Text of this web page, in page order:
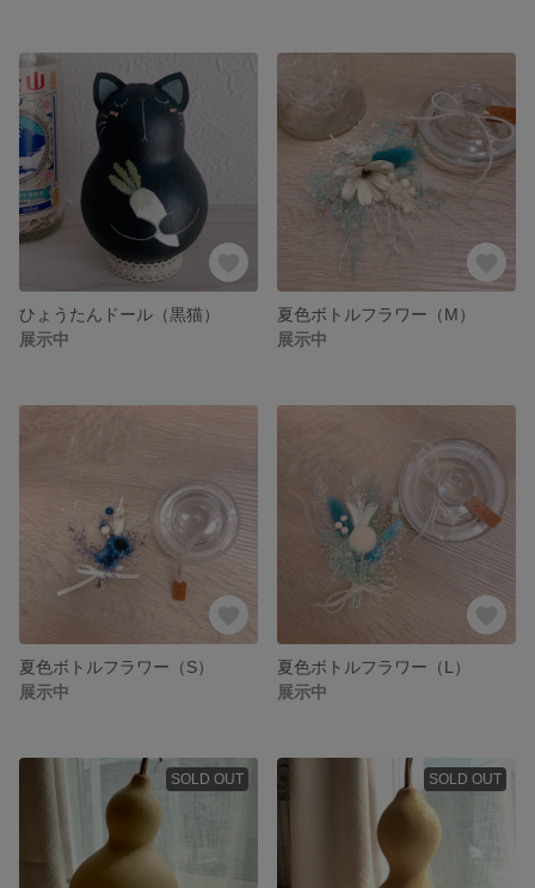
ひょうたんドール（黒猫）
展示中
夏色ボトルフラワー（M）
展示中
夏色ボトルフラワー（S）
展示中
夏色ボトルフラワー（L）
展示中
SOLD OUT SOLD OUT